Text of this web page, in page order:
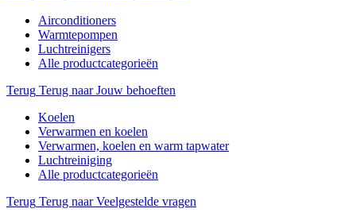
Airconditioners
Warmtepompen
Luchtreinigers
Alle productcategorieën
Terug Terug naar Jouw behoeften
Koelen
Verwarmen en koelen
Verwarmen, koelen en warm tapwater
Luchtreiniging
Alle productcategorieën
Terug Terug naar Veelgestelde vragen